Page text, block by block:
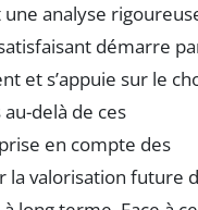
analyse
démarre
et s’appuie sur le
delà de ces
en compte des
la valorisation future